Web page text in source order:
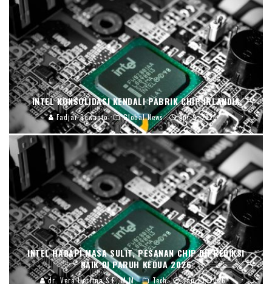
INTEL KONSOLIDASI KENDALI PABRIK CHIP IRLANDIA
Fadjar Dewanto Global News Apr 9, 2026
INTEL HADAPI MASA SULIT, PESANAN CHIP DIPREDIKSI
NAIK DI PARUH KEDUA 2026
dr. Vera Herlina,S.E.,M.M. Tech Jan 23, 2026